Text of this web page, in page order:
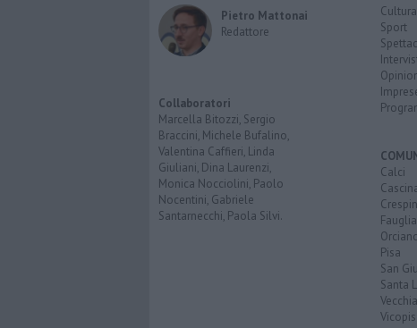
Pietro Mattonai
Redattore
Collaboratori
Marcella Bitozzi, Sergio
Braccini, Michele Bufalino,
Valentina Caffieri, Linda
Giuliani, Dina Laurenzi,
Monica Nocciolini, Paolo
Nocentini, Gabriele
Santarnecchi, Paola Silvi.
Cultura
Sport
Calci
Fauglia
Pisa
San
Santa